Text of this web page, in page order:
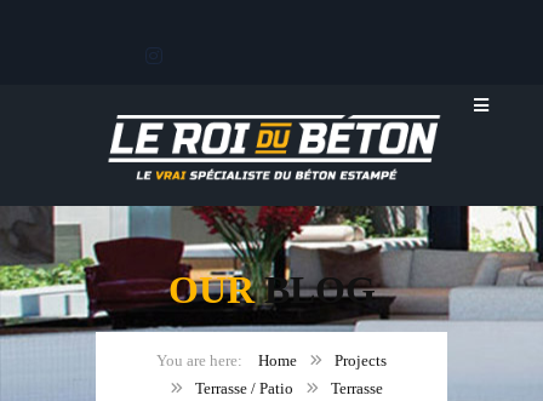
OURBLOG
Home
Projects
Terrasse / Patio
Terrasse